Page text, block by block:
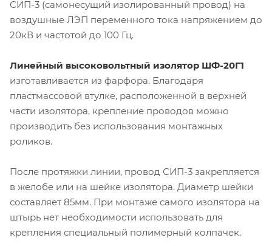
СИП-3 (самонесущий изолированный провод) на
воздушные ЛЭП переменного тока напряжением до
20кВ и частотой до 100 Гц.
Линейный высоковольтный изолятор ШФ-20Г1
изготавливается из фарфора. Благодаря
пластмассовой втулке, расположенной в верхней
части изолятора, крепление проводов можно
производить без использования монтажных
роликов.
После протяжки линии, провод СИП-3 закрепляется
в желобе или на шейке изолятора. Диаметр шейки
составляет 85мм. При монтаже самого изолятора на
штырь нет необходимости использовать для
крепления специальный полимерный колпачек.